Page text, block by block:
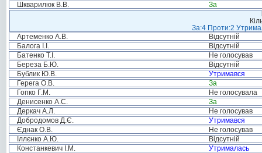
Шкварилюк В.В.
За
За:4 Проти:2
Артеменко А.В.
Відсутній
Балога І.І.
Відсутній
Батенко Т.І.
Не голосував
Береза Б.Ю.
Відсутній
Бублик Ю.В.
Утримався
Герега О.В.
За
Гопко Г.М.
Не голосувала
Денисенко А.С.
За
Деркач А.Л.
Не голосував
Добродомов Д.Є.
Утримався
Єднак О.В.
Не голосував
Іллєнко А.Ю.
Відсутній
Констанкевич І.М.
Утрималась